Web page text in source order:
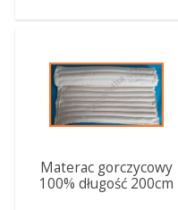
Materac gorczycowy
100% długość 200cm